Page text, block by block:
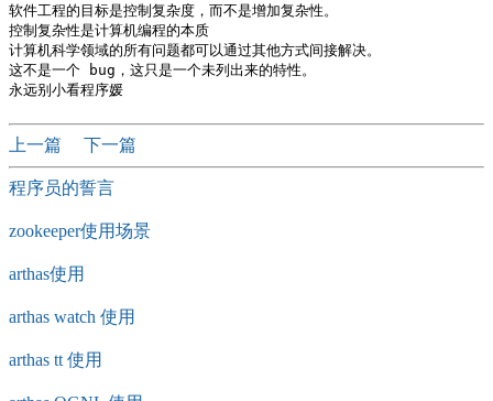
软件工程的目标是控制复杂度，而不是增加复杂性。
控制复杂性是计算机编程的本质
计算机科学领域的所有问题都可以通过其他方式间接解决。
这不是一个 bug，这只是一个未列出来的特性。
上一篇 下一篇
程序员的誓言
zookeeper使用场景
arthas使用
arthas watch 使用
arthas tt 使用